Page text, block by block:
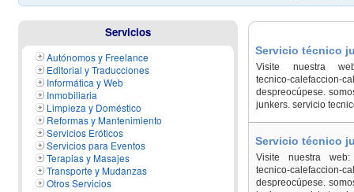
Servicio técnico
Visite nuestra web:
tecnico-
despreocúpese.
junkers. servicio
Servicio técnico
Visite nuestra web:
tecnico-
despreocúpese.
Servicios
Autónomos y Freelance
Editorial y Traducciones
Informática y Web
Inmobiliaria
Limpieza y Doméstico
Reformas y Mantenimiento
Servicios Eróticos
Servicios para Eventos
Terapias y Masajes
Transporte y Mudanzas
Otros Servicios